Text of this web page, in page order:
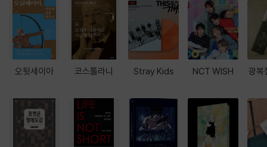
오뒷세이아 코스톨라니 Stray Kids NCT WISH 광복